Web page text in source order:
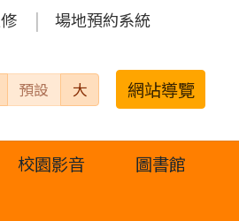
場地預約系統
預設 大 網站導覽
校園影音
圖書館